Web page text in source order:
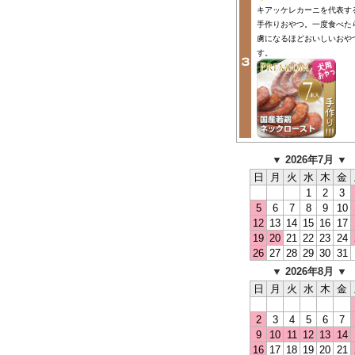
キアッケレカーニを代表す
手作りおやつ。一度食べた
虜になるほどおいしいおや
す。
▼ 2026年7月 ▼
日
月 火 水 木 金
1
2 3
5
6 7 8 9 10
12 13 14 15 16 17
19 20 21 22 23 24
26 27 28 29 30 31
▼ 2026年8月 ▼
日
月 火 水 木 金
2
3 4 5 6 7
9
10 11 12 13 14
16 17 18 19 20 21